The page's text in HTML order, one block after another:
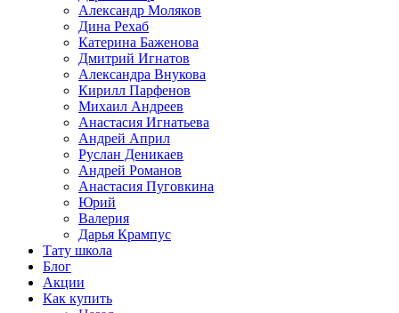
Александр Моляков
Дина Рехаб
Катерина Баженова
Дмитрий Игнатов
Александра Внукова
Кирилл Парфенов
Михаил Андреев
Анастасия Игнатьева
Андрей Април
Руслан Деникаев
Андрей Романов
Анастасия Пуговкина
Юрий
Валерия
Дарья Крампус
Тату школа
Блог
Акции
Как купить